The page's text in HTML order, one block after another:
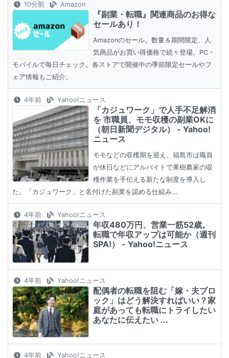
10分前 Amazon
『副業・転職』関連商品のお得な
セールあり！
Amazonのセール。数量＆期間限定、人
気商品がお買い得価格で続々登場。PC・
モバイルで毎日チェック。各ストアで開催中の季節限定セールやフ
ェア情報もご紹介。
4年前 Yahoo!ニュース
「カジュワーク」で人手不足解消
を 市職員、モモ収穫の副業OKに
（朝日新聞デジタル） - Yahoo!
ニュース
モモなどの収穫期を迎え、福島市は職員
が休日などにアルバイトで果樹農家の収
穫作業を手伝える新たな制度を導入し
た。「カジュワーク」と名付けた副業を認める仕組み...
4年前 Yahoo!ニュース
年収480万円、営業一筋52歳。
転職で年収アップは可能か（週刊
SPA!） - Yahoo!ニュース
4年前 Yahoo!ニュース
配偶者の転職を阻む「嫁・夫ブロ
ック」はどう解決すればいい？家
庭があっても転職にトライしたい
あなたに伝えたい ...
4年前 Yahoo!ニュース